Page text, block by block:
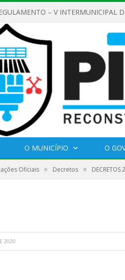
O MUNICÍPIO O
Oficiais » Decretos » DECRETOS
2020